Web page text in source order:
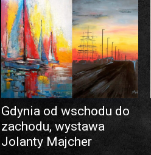
Gdynia od wschodu do
zachodu, wystawa
Jolanty Majcher